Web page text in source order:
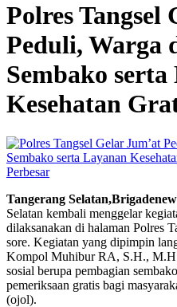
Polres Tangsel
Peduli, Warga
Sembako
Kesehatan
Perbesar
Tangerang
Selatan kembali menggelar
dilaksanakan di halaman Polres
sore. Kegiatan yang dipimpin
Kompol Muhibur RA, S.H.,
sosial berupa pembagian
pemeriksaan gratis bagi
(ojol).